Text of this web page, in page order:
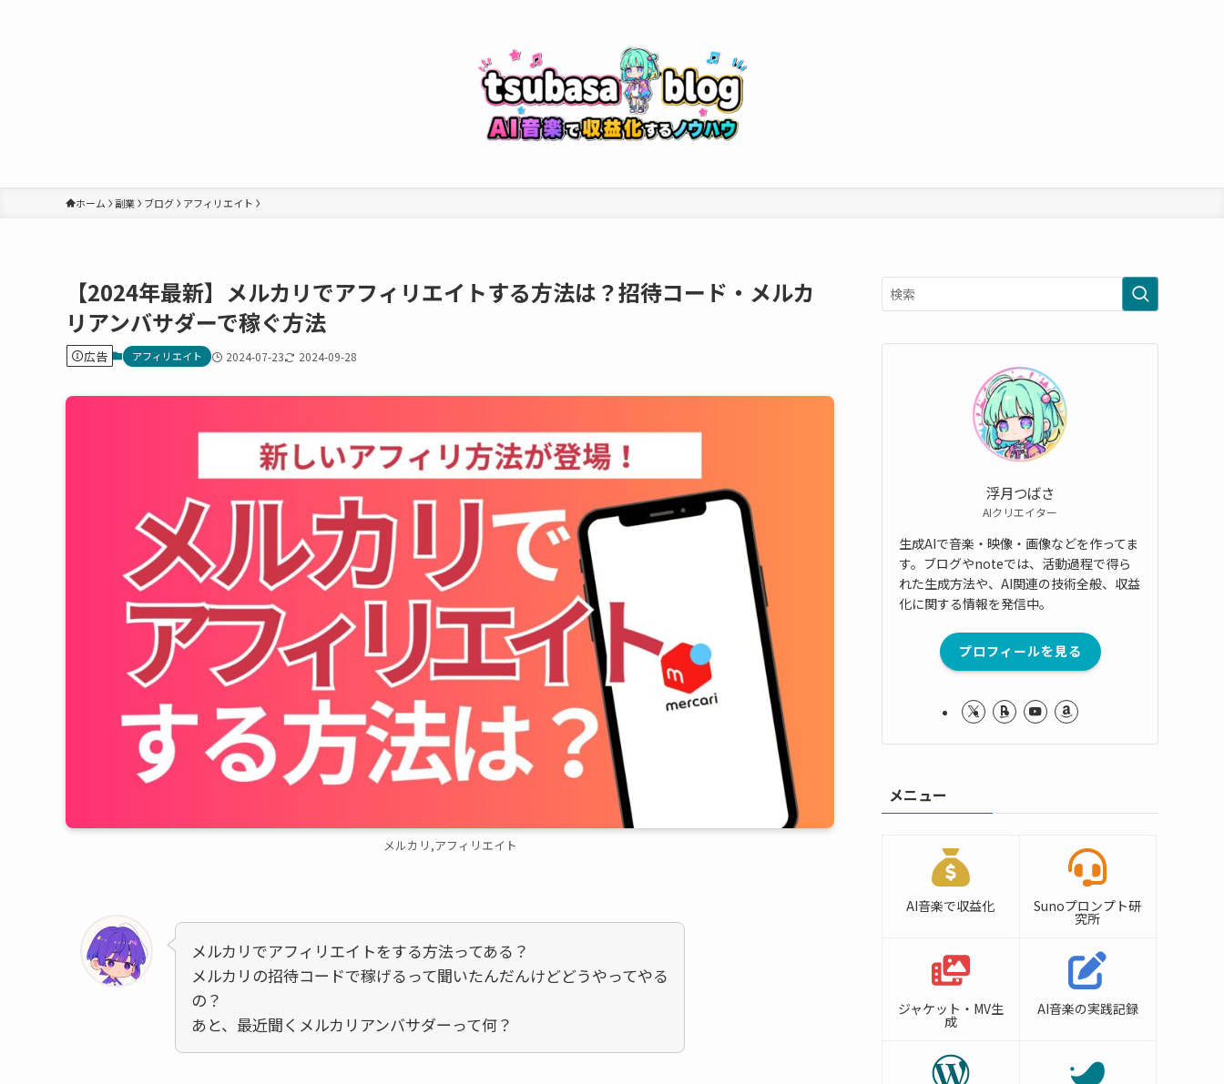
ホーム 副業 ブログ アフィリエイト
【2024年最新】メルカリでアフィリエイトする方法は？招待コード・メルカ
リアンバサダーで稼ぐ方法
広告 アフィリエイト 2024-07-23 2024-09-28
メルカリ,アフィリエイト
メルカリでアフィリエイトをする方法ってある？
メルカリの招待コードで稼げるって聞いたんだんけどどうやってやる
の？
あと、最近聞くメルカリアンバサダーって何？
浮月つばさ
AIクリエイター
生成AIで音楽・映像・画像などを作ってま
す。ブログやnoteでは、活動過程で得ら
れた生成方法や、AI関連の技術全般、収益
化に関する情報を発信中。
プロフィールを見る
メニュー
AI音楽で収益化 Sunoプロンプト研
究所
ジャケット・MV生
成
AI音楽の実践記録